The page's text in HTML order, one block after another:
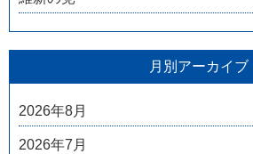
月別アーカイブ
2026年8月
2026年7月